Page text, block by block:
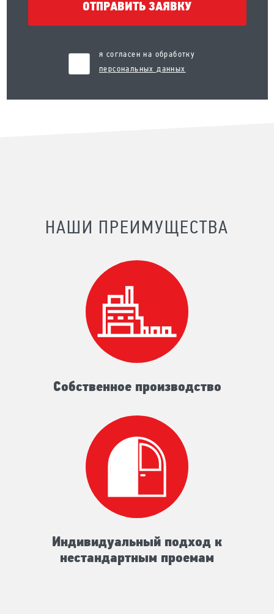
ОТПРАВИТЬ ЗАЯВКУ
я согласен на обработку
персональных данных
НАШИ ПРЕИМУЩЕСТВА
Собственное производство
Индивидуальный подход к
нестандартным проемам